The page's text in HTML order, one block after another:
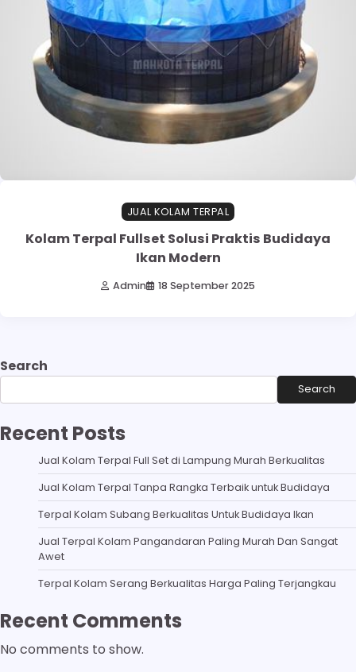
JUAL KOLAM TERPAL
Kolam Terpal Fullset Solusi Praktis Budidaya
Ikan Modern
Admin 18 September 2025
Search
Search
Recent Posts
Jual Kolam Terpal Full Set di Lampung Murah Berkualitas
Jual Kolam Terpal Tanpa Rangka Terbaik untuk Budidaya
Terpal Kolam Subang Berkualitas Untuk Budidaya Ikan
Jual Terpal Kolam Pangandaran Paling Murah Dan Sangat
Awet
Terpal Kolam Serang Berkualitas Harga Paling Terjangkau
Recent Comments
No comments to show.